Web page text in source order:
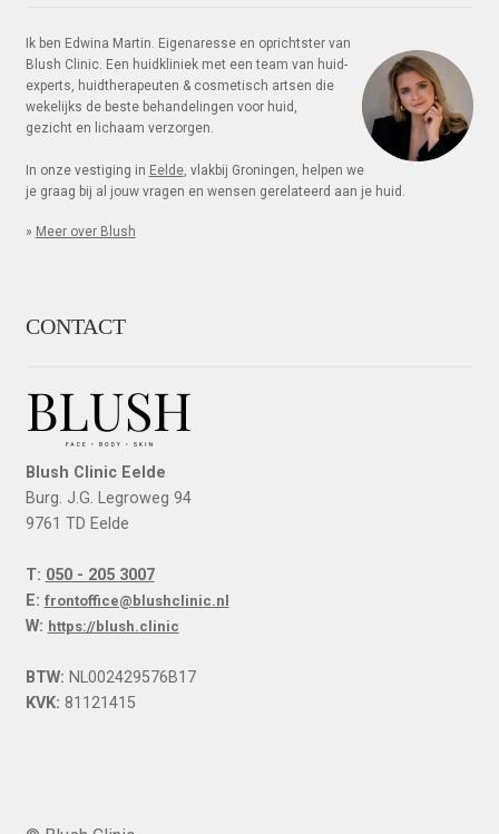
Ik ben Edwina Martin. Eigenaresse en oprichtster van
Blush Clinic. Een huidkliniek met een team van huid­
experts, huid­thera­peuten & cosme­tisch artsen die
weke­lijks de beste be­hande­lingen voor huid,
gezicht en lichaam verzorgen.
In onze vestiging in Eelde, vlakbij Groningen, helpen we
je graag bij al jouw vragen en wensen gerelateerd aan je huid.
» Meer over Blush
CONTACT
Blush Clinic Eelde
Burg. J.G. Legroweg 94
9761 TD Eelde
T: 050 - 205 3007
E: frontoffice@blushclinic.nl
W: https://blush.clinic
BTW: NL002429576B17
KVK: 81121415